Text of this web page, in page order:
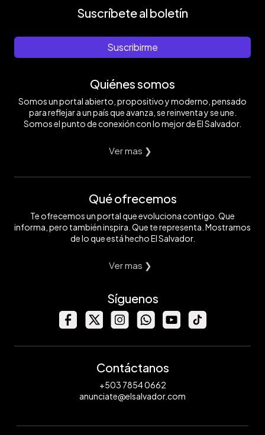
Suscríbete al boletín
Suscribirme
Quiénes somos
Somos un portal abierto, propositivo y moderno, pensado
para reflejar a un país que avanza, se reinventa y se une.
Somos el punto de conexión con lo mejor de El Salvador.
Ver mas ❯
Qué ofrecemos
Te ofrecemos un portal que evoluciona contigo. Que
informa, pero también inspira. Que te representa. Mostramos
de lo que está hecho El Salvador.
Ver mas ❯
Síguenos
Contáctanos
+503 7854 0662
anunciate@elsalvador.com